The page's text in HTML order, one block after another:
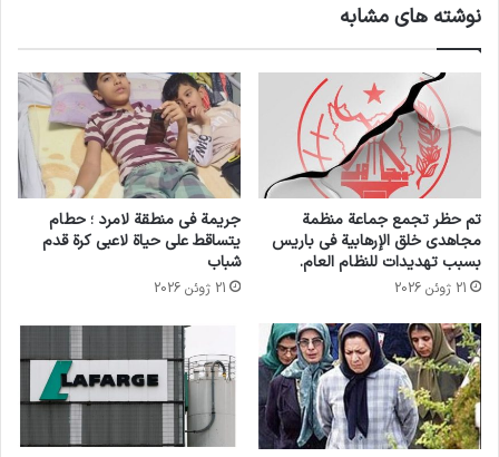
احتلت إسرائيل الضفة الغربية و القدس الشرقية و
قطاع غزة ، في حرب عام 1967. منذ أن سيطرت
حماس على غزة في عام 2007، فرضت إسرائيل
حصارا بريا و جويا و بحريًا على القطاع.
انسخ الرابط
نوشته های مشابه
تم حظر تجمع جماعة منظمة
مجاهدي خلق الإرهابية في باريس
بسبب تهديدات للنظام العام.
21 ژوئن 2026
جريمة في منطقة لامرد ؛ حطام
يتساقط على حياة لاعبي كرة قدم
شباب
21 ژوئن 2026